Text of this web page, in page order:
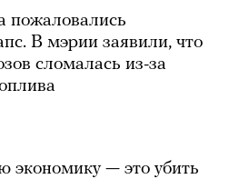
пожаловались
В мэрии заявили, что
сломалась из-за
экономику — это убить